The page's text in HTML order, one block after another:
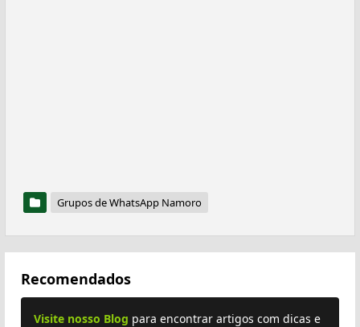
Grupos de WhatsApp Namoro
Recomendados
Visite nosso Blog para encontrar artigos com dicas e